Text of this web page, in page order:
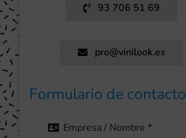
93 706 51 69
pro@vinilook.es
Formulario de contacto